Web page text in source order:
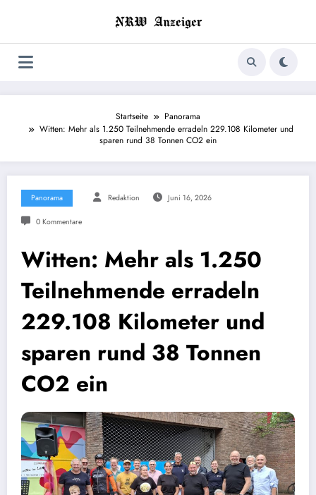
Startseite
Panorama
Witten: Mehr als 1.250 Teilnehmende erradeln 229.108 Kilometer und
sparen rund 38 Tonnen CO2 ein
Panorama Redaktion Juni 16, 2026
0 Kommentare
Witten: Mehr als 1.250
Teilnehmende erradeln
229.108 Kilometer und
sparen rund 38 Tonnen
CO2 ein